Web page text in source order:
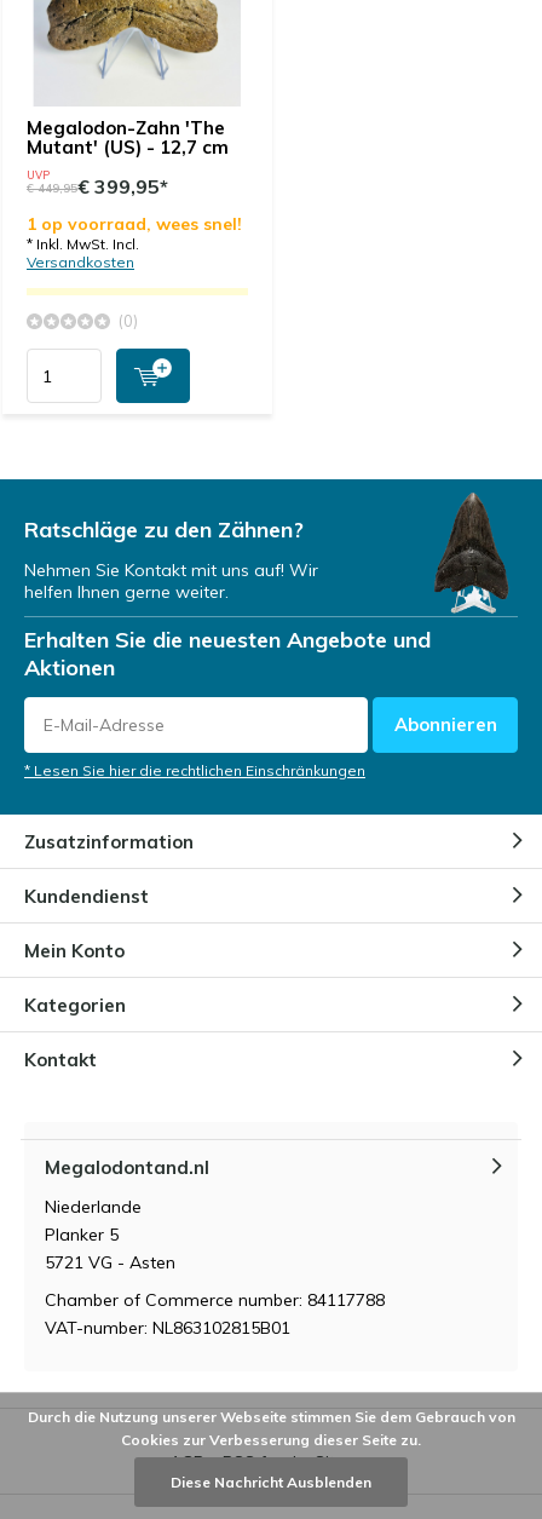
Megalodon-Zahn 'The
Mutant' (US) - 12,7 cm
UVP
€ 449,95€ 399,95*
1 op voorraad, wees snel!
* Inkl. MwSt. Incl.
Versandkosten
(0)
Ratschläge zu den Zähnen?
Nehmen Sie Kontakt mit uns auf! Wir
helfen Ihnen gerne weiter.
Erhalten Sie die neuesten Angebote und
Aktionen
Abonnieren
* Lesen Sie hier die rechtlichen Einschränkungen
Zusatzinformation
Kundendienst
Mein Konto
Kategorien
Kontakt
Megalodontand.nl
Niederlande
Planker 5
5721 VG - Asten
Chamber of Commerce number: 84117788
VAT-number: NL863102815B01
AGB RSS feed Sitemap
Durch die Nutzung unserer Webseite stimmen Sie dem Gebrauch von
Cookies zur Verbesserung dieser Seite zu.
Diese Nachricht Ausblenden